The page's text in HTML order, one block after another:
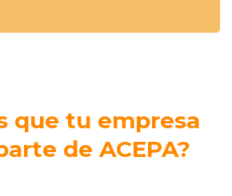
que tu empresa
de ACEPA?